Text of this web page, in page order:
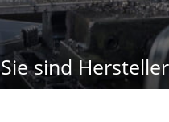
Sie sind Hersteller